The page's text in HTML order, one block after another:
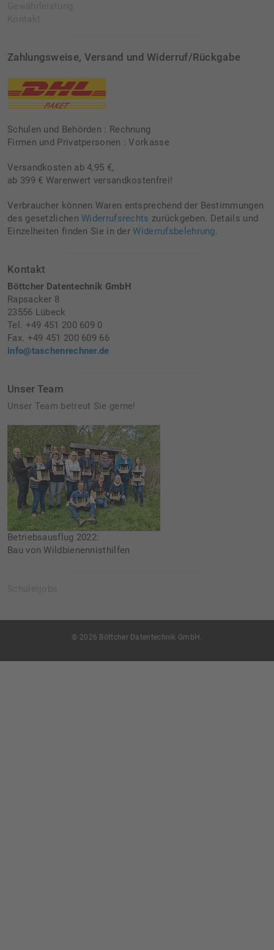
Zahlungsweise, Versand und Widerruf/Rückgabe
Schulen und Behörden : Rechnung
Firmen und Privatpersonen : Vorkasse
Versandkosten ab 4,95 €,
ab 399 € Warenwert versandkostenfrei!
Verbraucher können Waren entsprechend der Bestimmungen
des gesetzlichenWiderrufsrechts zurückgeben. Details und
Einzelheiten finden Sie in derWiderrufsbelehrung.
Kontakt
Böttcher Datentechnik GmbH
Rapsacker 8
23556 Lübeck
Tel. +49 451 200 609 0
Fax. +49 451 200 609 66
info@taschenrechner.de
Unser Team
Unser Team betreut Sie gerne!
Betriebsausflug 2022:
Bau von Wildbienennisthilfen
© 2026 Böttcher Datentechnik GmbH.